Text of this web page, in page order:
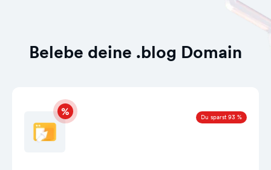
Belebe deine .blog Domain
Du sparst 93 %